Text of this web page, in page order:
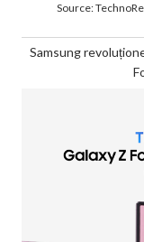
Source:
Samsung